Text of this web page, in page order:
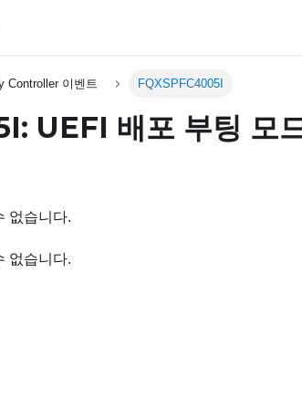
Controller 이벤트 FQXSPFC4005I
UEFI 배포 부팅 모
없습니다.
없습니다.